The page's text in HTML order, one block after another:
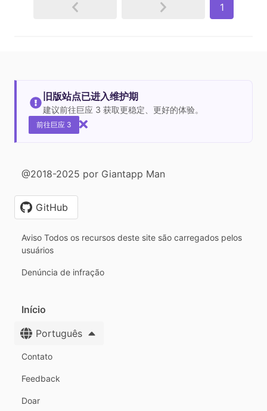
1
旧版站点已进入维护期
建议前往巨应 3 获取更稳定、更好的体验。
前往巨应 3
@2018-2025 por Giantapp Man
GitHub
Aviso Todos os recursos deste site são carregados pelos
usuários
Denúncia de infração
Início
Português
Contato
Feedback
Doar